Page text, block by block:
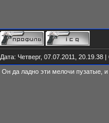
Дата: Четверг, 07.07.2011, 20.19.38
Он да ладно эти мелочи пузатые,